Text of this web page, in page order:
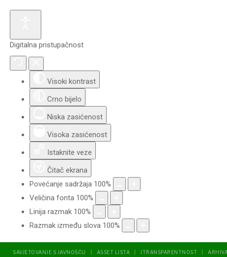
Digitalna pristupačnost
Visoki kontrast
Crno bijelo
Niska zasićenost
Visoka zasićenost
Istaknite veze
Čitač ekrana
Povećanje sadržaja 100%
Veličina fonta 100%
Linija razmak 100%
Razmak između slova 100%
SAVJETOVANJE S JAVNOŠĆU ASSET LISTA ITRANSPARENTNOST